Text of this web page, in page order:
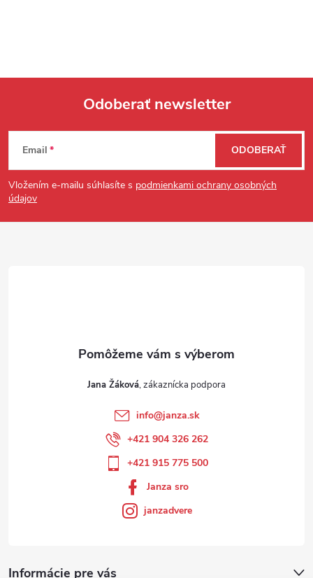
Zápätie
Odoberať newsletter
Email
Vložením e-mailu súhlasíte s podmienkami ochrany osobných
údajov
ODOBERAŤ
Informácie pre vás
Jana Žáková
info@janza.sk
+421 904 326 262
+421 915 775 500
Janza sro
janzadvere